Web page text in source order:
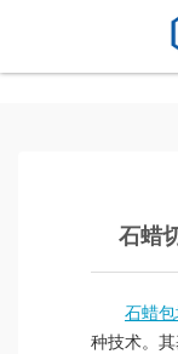
石蜡
石蜡
种技术。